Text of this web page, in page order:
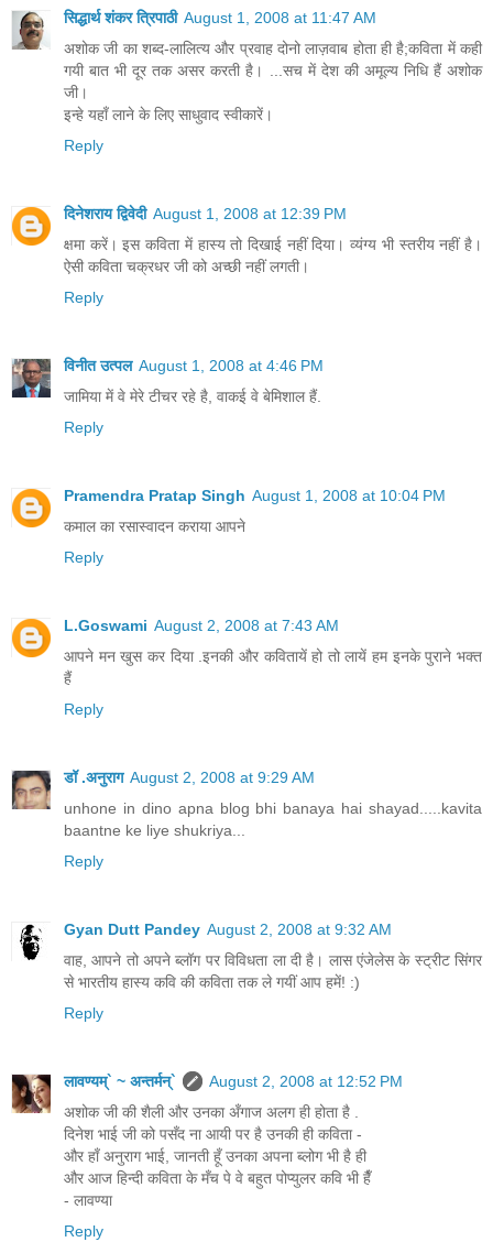
सिद्धार्थ शंकर त्रिपाठी August 1, 2008 at 11:47 AM
अशोक जी का शब्द-लालित्य और प्रवाह दोनो लाज़वाब होता ही है;कविता में कही
गयी बात भी दूर तक असर करती है। ...सच में देश की अमूल्य निधि हैं अशोक
जी।
इन्हे यहाँ लाने के लिए साधुवाद स्वीकारें।
Reply
दिनेशराय द्विवेदी August 1, 2008 at 12:39 PM
क्षमा करें। इस कविता में हास्य तो दिखाई नहीं दिया। व्यंग्य भी स्तरीय नहीं है।
ऐसी कविता चक्रधर जी को अच्छी नहीं लगती।
Reply
विनीत उत्पल August 1, 2008 at 4:46 PM
जामिया में वे मेरे टीचर रहे है, वाकई वे बेमिशाल हैं.
Reply
Pramendra Pratap Singh August 1, 2008 at 10:04 PM
कमाल का रसास्‍वादन कराया आपने
Reply
L.Goswami August 2, 2008 at 7:43 AM
आपने मन खुस कर दिया .इनकी और कवितायें हो तो लायें हम इनके पुराने भक्त
हैं
Reply
डॉ .अनुराग August 2, 2008 at 9:29 AM
unhone in dino apna blog bhi banaya hai shayad.....kavita
baantne ke liye shukriya...
Reply
Gyan Dutt Pandey August 2, 2008 at 9:32 AM
वाह, आपने तो अपने ब्लॉग पर विविधता ला दी है। लास एंजेलेस के स्ट्रीट सिंगर
से भारतीय हास्य कवि की कविता तक ले गयीं आप हमें! :)
Reply
लावण्यम्` ~ अन्तर्मन्`
August 2, 2008 at 12:52 PM
अशोक जी की शैली और उनका अँगाज अलग ही होता है .
दिनेश भाई जी को पसँद ना आयी पर है उनकी ही कविता -
और हाँ अनुराग भाई, जानती हूँ उनका अपना ब्लोग भी है ही
और आज हिन्दी कविता के मँच पे वे बहुत पोप्युलर कवि भी हैँ
- लावण्या
Reply